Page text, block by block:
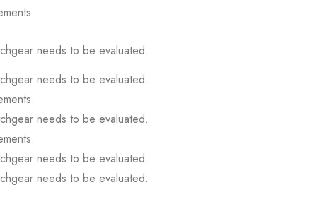
needs to be evaluated.
needs to be evaluated.
needs to be evaluated.
needs to be evaluated.
needs to be evaluated.